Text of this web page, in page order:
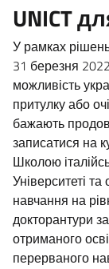
UNICT
У рамках
31 березня
можливість
притулку або
бажають
записатися на
Школою
Університеті
навчання на
докторантури
отриманого
перерваного